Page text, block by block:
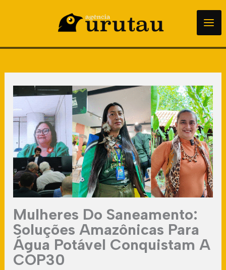
Mulheres Do Saneamento:
Soluções Amazônicas Para
Água Potável Conquistam A
COP30